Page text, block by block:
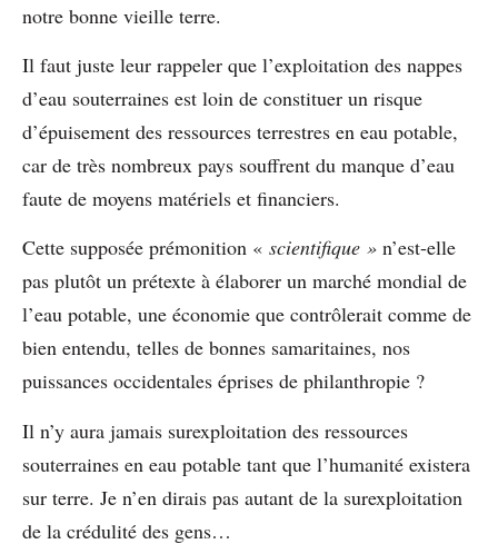
notre bonne vieille terre.
Il faut juste leur rappeler que l’exploitation des nappes
d’eau souterraines est loin de constituer un risque
d’épuisement des ressources terrestres en eau potable,
car de très nombreux pays souffrent du manque d’eau
faute de moyens matériels et financiers.
Cette supposée prémonition « scientifique » n’est-elle
pas plutôt un prétexte à élaborer un marché mondial de
l’eau potable, une économie que contrôlerait comme de
bien entendu, telles de bonnes samaritaines, nos
puissances occidentales éprises de philanthropie ?
Il n’y aura jamais surexploitation des ressources
souterraines en eau potable tant que l’humanité existera
sur terre. Je n’en dirais pas autant de la surexploitation
de la crédulité des gens…